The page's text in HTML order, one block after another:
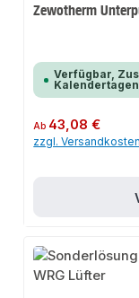
Zewotherm
Verfügbar,
Kalendertagen
Regulärer Preis:
Ab 43,08 €
zzgl. Versandkosten